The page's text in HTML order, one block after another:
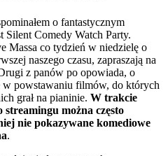
o fantastycznym
Silent Comedy Watch Party.
Massa co tydzień w niedzielę o
naszego czasu, zapraszają na
z panów po opowiada, o
w powstawaniu filmów, do których
grał na pianinie. W trakcie
streamingu można często
nie pokazywane komediowe
.